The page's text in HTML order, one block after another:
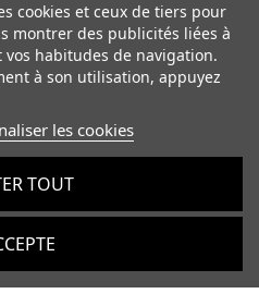
cookies et ceux de tiers pour
montrer des publicités liées à
habitudes de navigation.
à son utilisation, appuyez
les cookies
TOUT